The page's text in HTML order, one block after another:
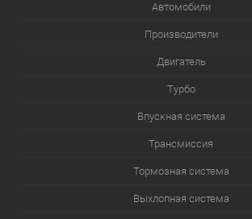
Автомобили
Производители
Двигатель
Турбо
Впускная система
Трансмиссия
Тормозная система
Выхлопная система